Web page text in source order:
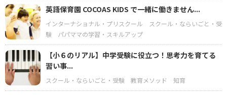
英語保育園 COCOAS KIDS で一緒に働きません...
インターナショナル・プリスクール
スクール・ならいごと・受
験
パパママの学習・スキルアップ
【小６のリアル】中学受験に役立つ！思考力を育てる
習い事...
スクール・ならいごと・受験 教育メソッド 知育